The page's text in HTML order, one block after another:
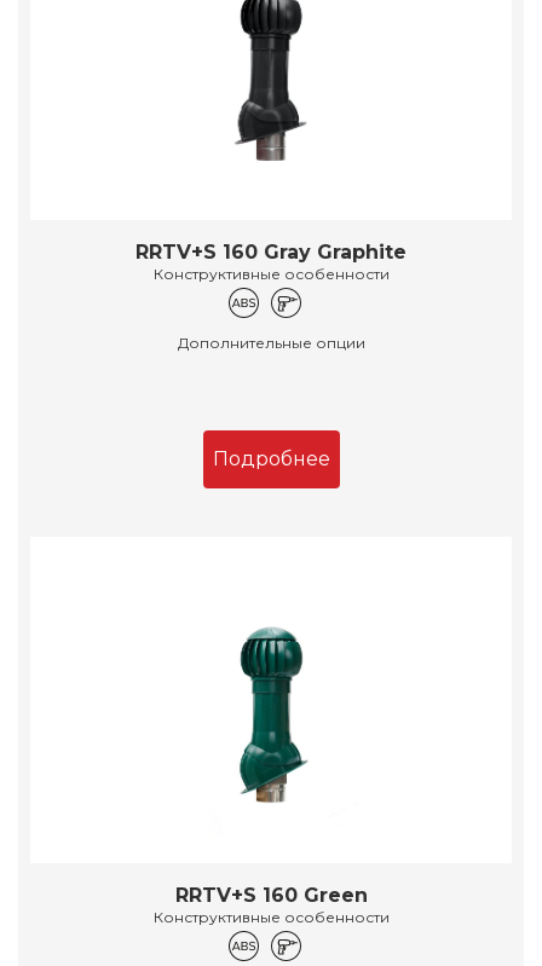
RRTV+S 160 Gray Graphite
Конструктивные особенности
Дополнительные опции
Подробнее
RRTV+S 160 Green
Конструктивные особенности